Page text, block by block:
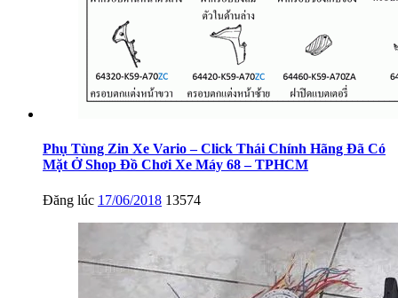
Phụ Tùng Zin Xe Vario – Click Thái Chính Hãng Đã Có
Mặt Ở Shop Đồ Chơi Xe Máy 68 – TPHCM
Đăng lúc 17/06/2018 13574